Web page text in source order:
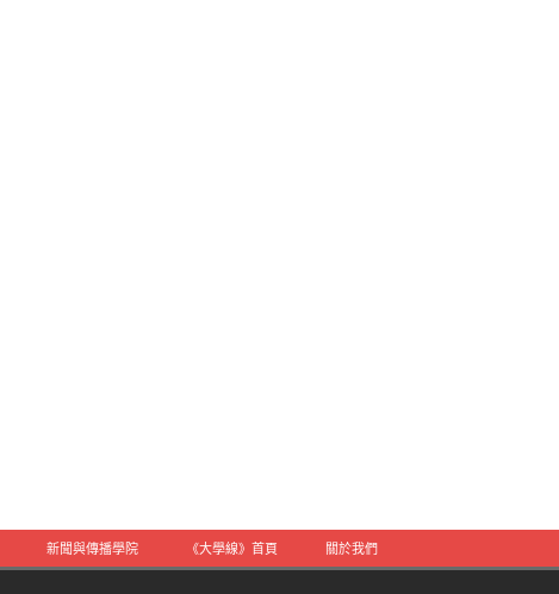
新聞與傳播學院 《大學線》首頁 關於我們